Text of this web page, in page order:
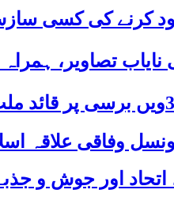
کرنے کی کسی
تصاویر،
وفاقی علاقہ